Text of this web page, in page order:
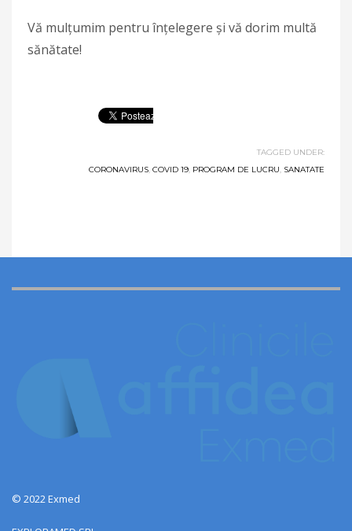
Vă mulţumim pentru înţelegere şi vă dorim multă
sănătate!
TAGGED UNDER:
CORONAVIRUS, COVID 19, PROGRAM DE LUCRU, SANATATE
© 2022 Exmed